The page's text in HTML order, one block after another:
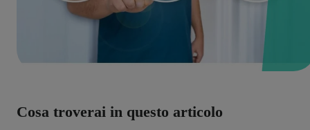
Cosa troverai in questo articolo